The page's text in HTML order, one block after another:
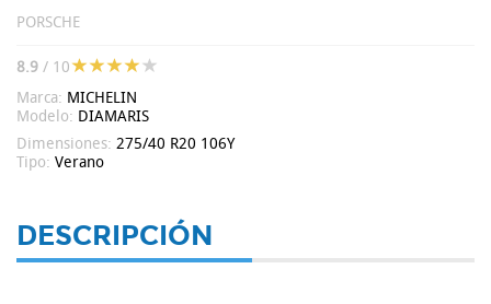
PORSCHE
8.9 / 10
Marca: MICHELIN
Modelo: DIAMARIS
Dimensiones: 275/40 R20 106Y
Tipo: Verano
DESCRIPCIÓN